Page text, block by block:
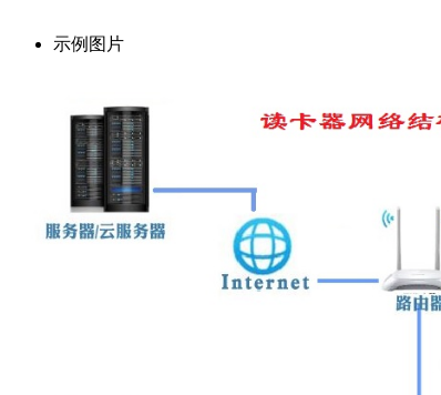
示例图片